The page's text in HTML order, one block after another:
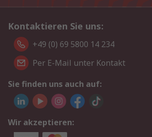
Kontaktieren Sie uns:
+49 (0) 69 5800 14 234
Per E-Mail unter Kontakt
Sie finden uns auch auf:
Wir akzeptieren: